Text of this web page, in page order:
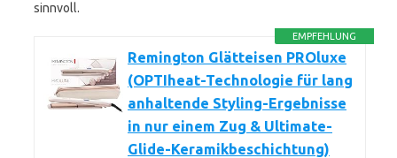
sinnvoll.
EMPFEHLUNG
Remington Glätteisen PROluxe
(OPTIheat-Technologie für lang
anhaltende Styling-Ergebnisse
in nur einem Zug & Ultimate-
Glide-Keramikbeschichtung)